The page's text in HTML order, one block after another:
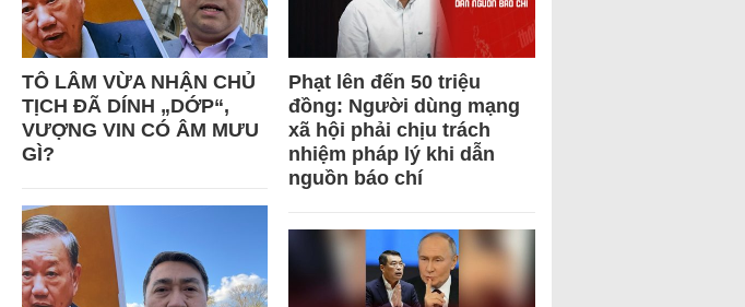
TÔ LÂM VỪA NHẬN CHỦ
TỊCH ĐÃ DÍNH „DỚP“,
VƯỢNG VIN CÓ ÂM MƯU
GÌ?
Phạt lên đến 50 triệu
đồng: Người dùng mạng
xã hội phải chịu trách
nhiệm pháp lý khi dẫn
nguồn báo chí